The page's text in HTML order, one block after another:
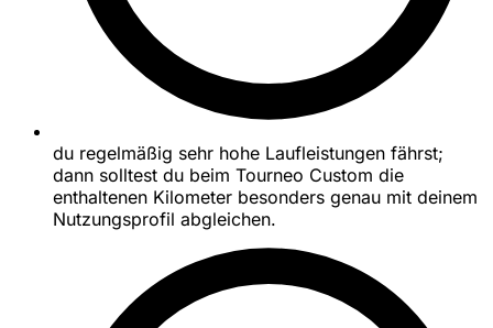
du regelmäßig sehr hohe Laufleistungen fährst;
dann solltest du beim Tourneo Custom die
enthaltenen Kilometer besonders genau mit deinem
Nutzungsprofil abgleichen.